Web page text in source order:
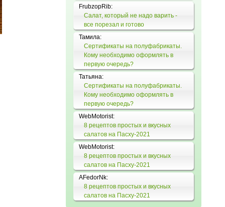
FrubzopRib:
Салат, который не надо варить -
все порезал и готово
Тамила:
Сертификаты на полуфабрикаты.
Кому необходимо оформлять в
первую очередь?
Татьяна:
Сертификаты на полуфабрикаты.
Кому необходимо оформлять в
первую очередь?
WebMotorist:
8 рецептов простых и вкусных
салатов на Пасху-2021
WebMotorist:
8 рецептов простых и вкусных
салатов на Пасху-2021
AFedorNk:
8 рецептов простых и вкусных
салатов на Пасху-2021